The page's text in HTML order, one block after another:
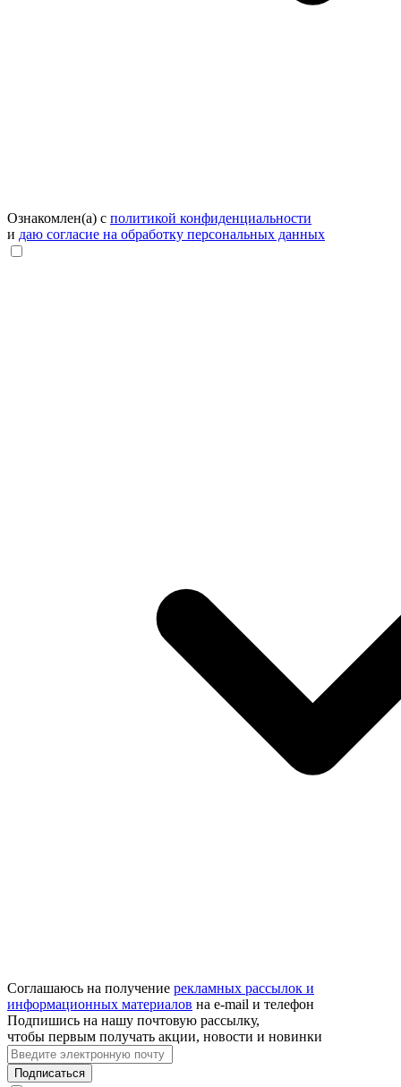
Ознакомлен(а) с политикой конфиденциальности
и даю согласие на обработку персональных данных
Соглашаюсь на получение рекламных рассылок и
информационных материалов на e‑mail и телефон
Подпишись на нашу почтовую рассылку,
чтобы первым получать акции, новости и новинки
Подписаться